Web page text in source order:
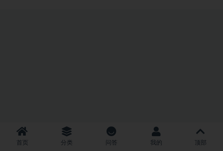
首页 分类 问答 我的 顶部